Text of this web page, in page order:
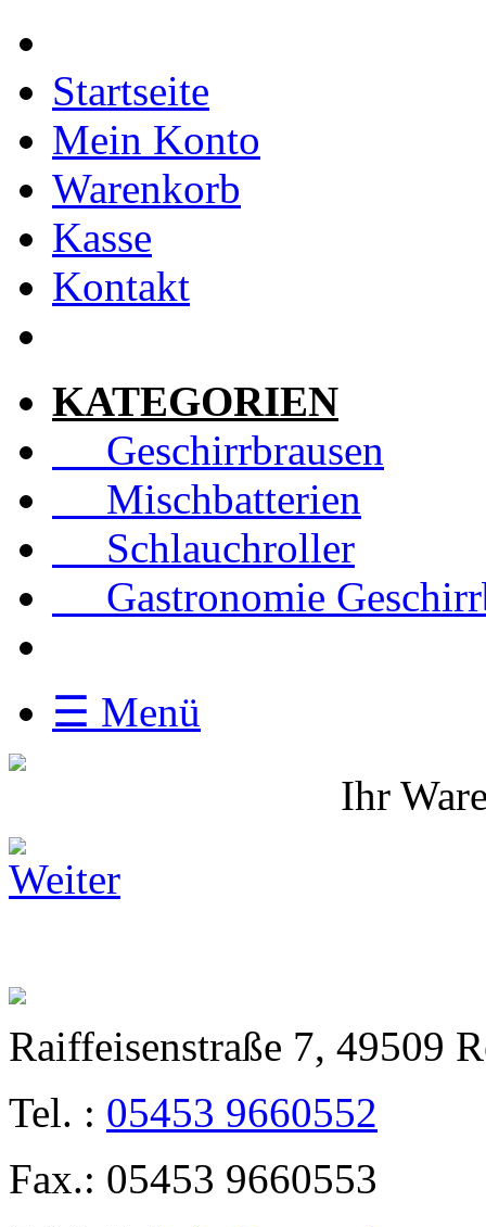
Startseite
Mein Konto
Warenkorb
Kasse
Kontakt
KATEGORIEN
Geschirrbrausen
Mischbatterien
Schlauchroller
Gastronomie
☰ Menü
Ihr
Raiffeisenstraße 7, 49509
Tel. : 05453 9660552
Fax.: 05453 9660553